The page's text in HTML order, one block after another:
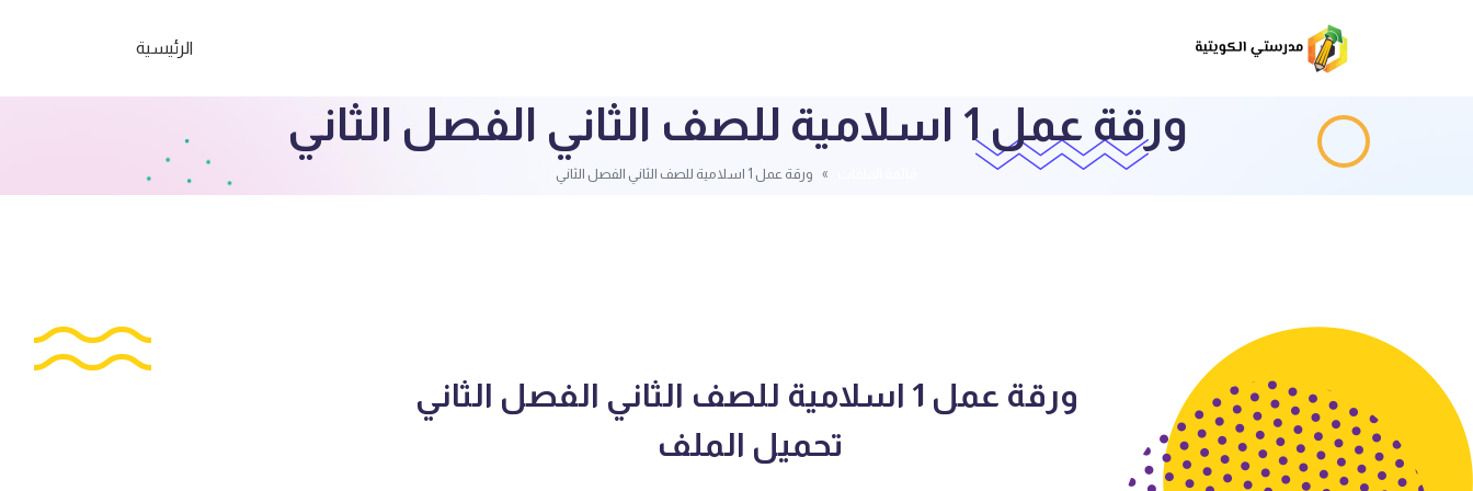
الرئيسية
ورقة عمل 1 اسلامية للصف الثاني الفصل الثاني
ورقة عمل 1 اسلامية للصف الثاني الفصل الثاني
ورقة عمل 1 اسلامية للصف الثاني الفصل الثاني
تحميل الملف